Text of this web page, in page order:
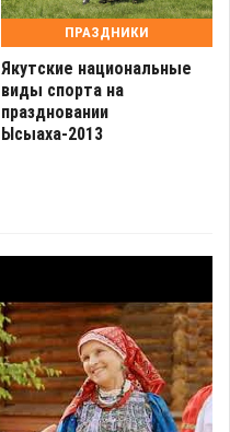
ПРАЗДНИКИ
Якутские национальные
виды спорта на
праздновании
Ысыаха-2013